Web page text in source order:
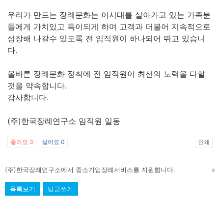
우리가 만드는 장례문화는 이시대를 살아가고 있는 가족분
들에게 가치있고 득이되게 하며 고객과 더불어 지속적으로
성장해 나갈수 있도록 전 임직원이 하나되어 뛰고 있습니
다.
올바른 장례문화 정착에 전 임직원이 최선의 노력을 다할
것을 약속합니다.
감사합니다.
(주)한국장례연구소 임직원 일동
좋아요 3 싫어요 0 인쇄
(주)한국장례연구소에서 중소기업장례서비스를 지원합니다. »
목록보기 답글쓰기